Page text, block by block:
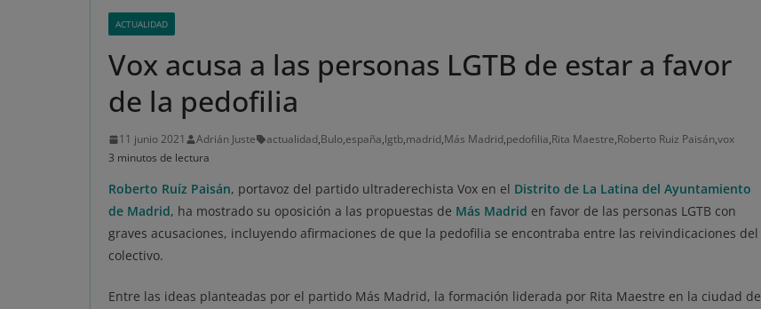
ACTUALIDAD
Vox acusa a las personas LGTB de estar a favor
de la pedofilia
11 junio 2021 Adrián Juste actualidad,Bulo,españa,lgtb,madrid,Más Madrid,pedofilia,Rita Maestre,Roberto Ruiz Paisán,vox
3 minutos de lectura
Roberto Ruíz Paisán, portavoz del partido ultraderechista Vox en el Distrito de La Latina del Ayuntamiento
de Madrid, ha mostrado su oposición a las propuestas de Más Madrid en favor de las personas LGTB con
graves acusaciones, incluyendo afirmaciones de que la pedofilia se encontraba entre las reivindicaciones del
colectivo.
Entre las ideas planteadas por el partido Más Madrid, la formación liderada por Rita Maestre en la ciudad de